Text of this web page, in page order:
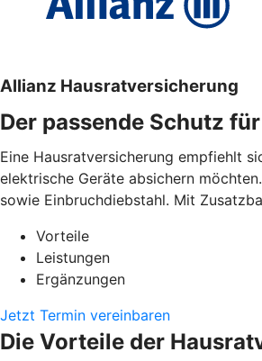
Allianz Hausratversicherung
Der passende Schutz
Eine Hausratversicherung empfiehlt
elektrische Geräte absichern
sowie Einbruchdiebstahl. Mit
Vorteile
Leistungen
Ergänzungen
Jetzt Termin vereinbaren
Die Vorteile der